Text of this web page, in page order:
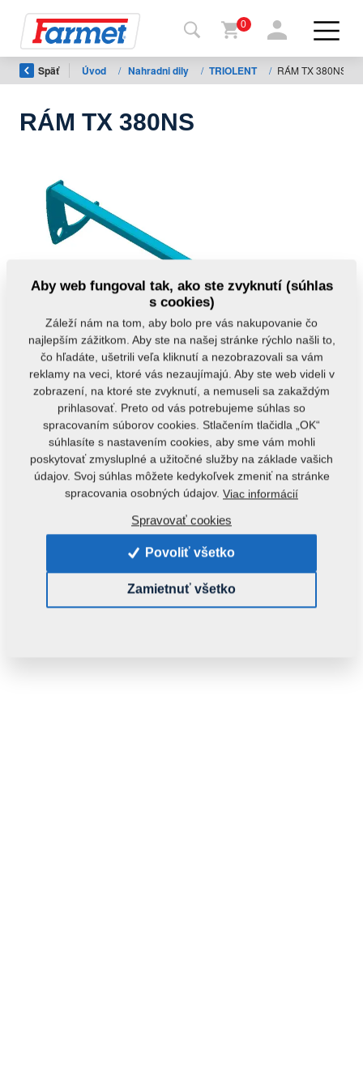
Späť
na
Moje
stroje
stiahnutie
0
Späť Úvod / Nahradni dily / TRIOLENT / RÁM TX 380NS
RÁM TX 380NS
Kód produktu: 3007913
Tento diel je použiteľný aj pre nasledovné stroje:
TRIOLENT
59,7050 Kg
Aby web fungoval tak, ako ste zvyknutí (súhlas
s cookies)
Záleží nám na tom, aby bolo pre vás nakupovanie čo
najlepším zážitkom. Aby ste na našej stránke rýchlo našli to,
čo hľadáte, ušetrili veľa kliknutí a nezobrazovali sa vám
reklamy na veci, ktoré vás nezaujímajú. Aby ste web videli v
zobrazení, na ktoré ste zvyknutí, a nemuseli sa zakaždým
prihlasovať. Preto od vás potrebujeme súhlas so
spracovaním súborov cookies. Stlačením tlačidla „OK“
súhlasíte s nastavením cookies, aby sme vám mohli
poskytovať zmysluplné a užitočné služby na základe vašich
údajov. Svoj súhlas môžete kedykoľvek zmeniť na stránke
spracovania osobných údajov. Viac informácií
Spravovať cookies
Povoliť všetko
Zamietnuť všetko